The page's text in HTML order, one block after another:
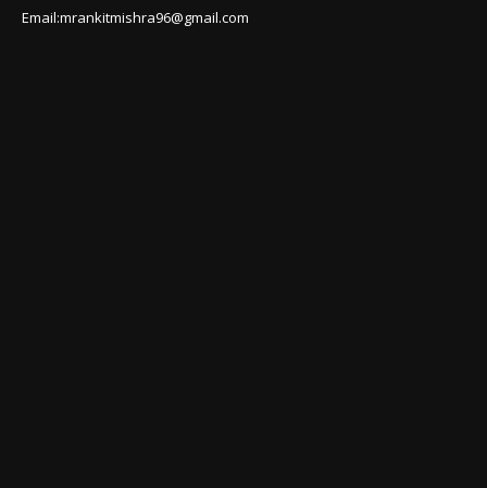
Email:mrankitmishra96@gmail.com